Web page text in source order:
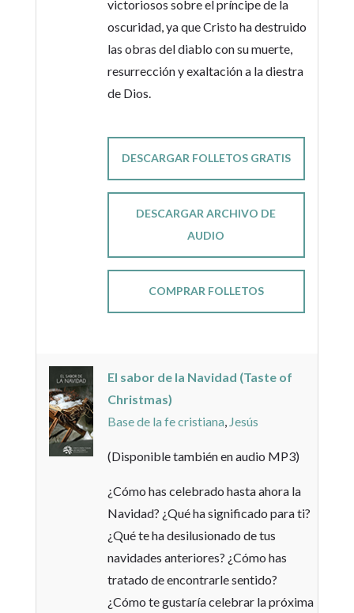
victoriosos sobre el príncipe de la
oscuridad, ya que Cristo ha destruido
las obras del diablo con su muerte,
resurrección y exaltación a la diestra
de Dios.
DESCARGAR FOLLETOS GRATIS
DESCARGAR ARCHIVO DE
AUDIO
COMPRAR FOLLETOS
El sabor de la Navidad (Taste of
Christmas)
Base de la fe cristiana, Jesús
(Disponible también en audio MP3)
¿Cómo has celebrado hasta ahora la
Navidad? ¿Qué ha significado para ti?
¿Qué te ha desilusionado de tus
navidades anteriores? ¿Cómo has
tratado de encontrarle sentido?
¿Cómo te gustaría celebrar la próxima